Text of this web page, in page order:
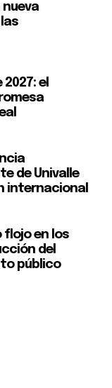
nueva
el
de Univalle
internacional
flojo en los
del
público